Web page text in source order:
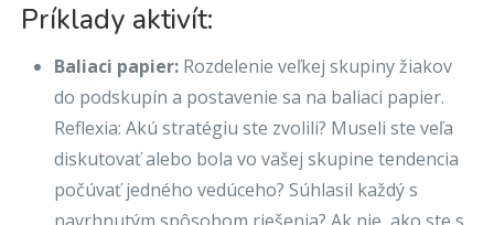
Príklady aktivít:
Baliaci papier: Rozdelenie veľkej skupiny žiakov
do podskupín a postavenie sa na baliaci papier.
Reflexia: Akú stratégiu ste zvolili? Museli ste veľa
diskutovať alebo bola vo vašej skupine tendencia
počúvať jedného vedúceho? Súhlasil každý s